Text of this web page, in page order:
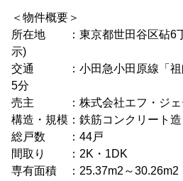
＜物件概要＞
所在地 ：東京都世田谷区砧6
示)
交通 ：小田急小田原線「祖
5分
売主 ：株式会社エフ・ジェ
構造・規模：鉄筋コンクリート
総戸数 ：44戸
間取り ：2K・1DK
専有面積 ：25.37m2～30.26m2